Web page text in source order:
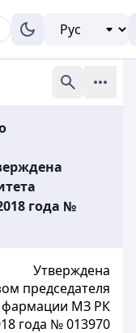
года №
Утверждена
председателя
фармации МЗ РК
года № 013970